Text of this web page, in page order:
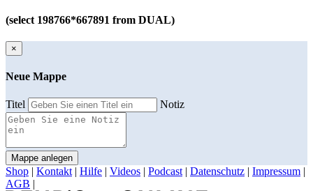
(select 198766*667891 from DUAL)
×
Neue Mappe
Titel Notiz
Mappe anlegen
Shop | Kontakt | Hilfe | Videos | Podcast | Datenschutz | Impressum |
AGB |